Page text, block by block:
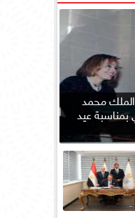
محمد
عيد